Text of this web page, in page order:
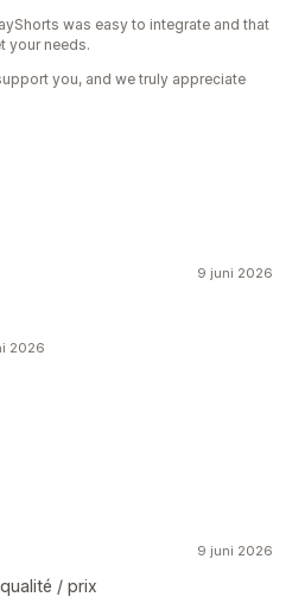
was easy to integrate and that
your needs.
you, and we truly appreciate
9 juni 2026
2026
9 juni 2026
/ prix